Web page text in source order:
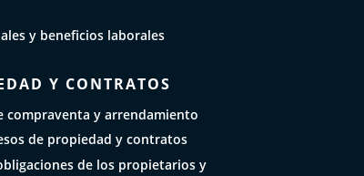
y beneficios laborales
Y CONTRATOS
compraventa y arrendamiento
de propiedad y contratos
de los propietarios y